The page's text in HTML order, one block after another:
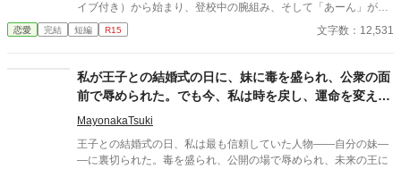
イブ付き）から始まり、登校中の腕組み、そして「あーん」が義
務付けられた手作り弁当。誰もが羨むラブラブっぷりだが、悠太
はこれを「家族愛」だと頑なに誤解（無視）している。 「ゆーた
の一途。周囲の冷やかしや、葵を狙う男子生徒のプレッシャーが
高まる中、悠太の**「幼馴染フィルター」**はついに限界を迎え
る。 この溺愛っぷり、いつまで「家族」で通せるのか？ 甘すぎる
日常が、悠太の鈍感な理性を溶かし尽くす――最初からクライマ
ックスの、超高濃度イチャイチャ・ラブコメ、開幕！
恋愛 完結 短編 R15 文字数：12,531
私が王子との結婚式の日に、妹に毒を盛られ、公衆の面
前で辱められた。でも今、私は時を戻し、運命を変えに
来た。
MayonakaTsuki
王子との結婚式の日、私は最も信頼していた人物――自分の妹―
―に裏切られた。毒を盛られ、公開の場で辱められ、未来の王に